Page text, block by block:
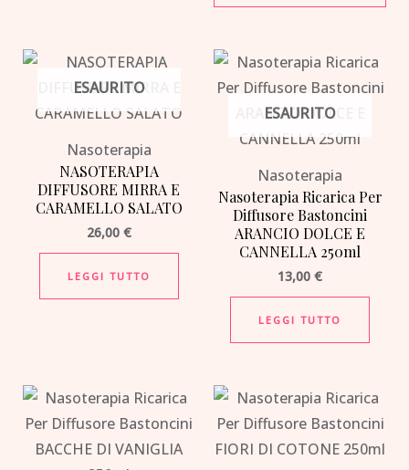
ESAURITO
Nasoterapia
NASOTERAPIA
DIFFUSORE MIRRA E
CARAMELLO SALATO
26,00 €
LEGGI TUTTO
ESAURITO
Nasoterapia
Nasoterapia Ricarica Per
Diffusore Bastoncini
ARANCIO DOLCE E
CANNELLA 250ml
13,00€
LEGGI TUTTO